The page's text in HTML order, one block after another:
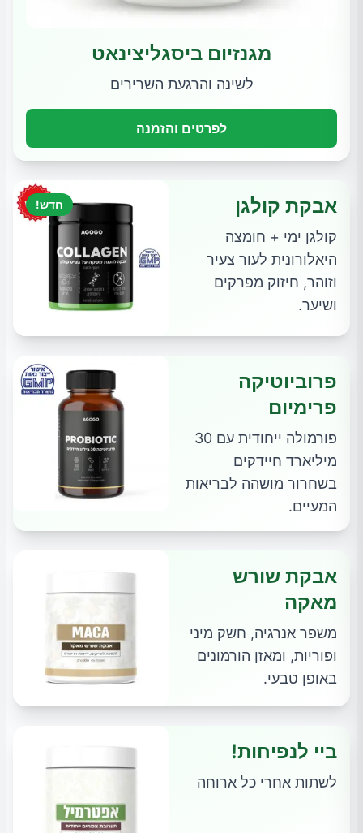
מגנזיום ביסגליצינאט
לשינה והרגעת השרירים
לפרטים והזמנה
חדש! אבקת קולגן
קולגן ימי + חומצה
היאלורונית לעור צעיר
וזוהר, חיזוק מפרקים
ושיער.
פרוביוטיקה
פרימיום
פורמולה ייחודית עם 30
מיליארד חיידקים
בשחרור מושהה לבריאות
המעיים.
אבקת שורש
מאקה
משפר אנרגיה, חשק מיני
ופוריות, ומאזן הורמונים
באופן טבעי.
ביי לנפיחות!
לשתות אחרי כל ארוחה